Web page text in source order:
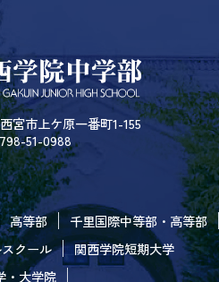
宮市上ケ原一番町1-155
51-0988
高等部
千里国際中等部・高等部
クール
関西学院短期大学
・大学院